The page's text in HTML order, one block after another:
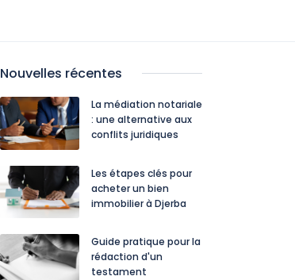
Nouvelles récentes
La médiation notariale
: une alternative aux
conflits juridiques
Les étapes clés pour
acheter un bien
immobilier à Djerba
Guide pratique pour la
rédaction d'un
testament